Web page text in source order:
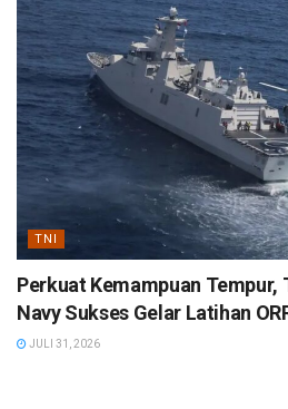
TNI
Perkuat Kemampuan Tempur,
Navy Sukses Gelar Latihan
JULI 31, 2026